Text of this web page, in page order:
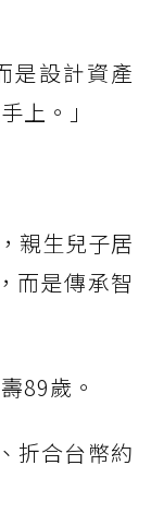
是設計資產
上。」
親生兒子居
而是傳承智
89歲。
折合台幣約